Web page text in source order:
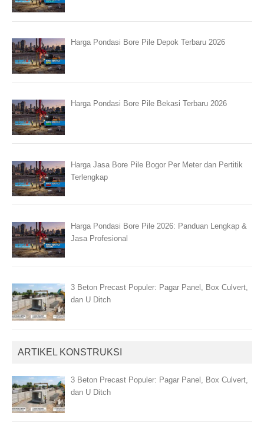
Harga Pondasi Bore Pile Depok Terbaru 2026
Harga Pondasi Bore Pile Bekasi Terbaru 2026
Harga Jasa Bore Pile Bogor Per Meter dan Pertitik
Terlengkap
Harga Pondasi Bore Pile 2026: Panduan Lengkap &
Jasa Profesional
3 Beton Precast Populer: Pagar Panel, Box Culvert,
dan U Ditch
ARTIKEL KONSTRUKSI
3 Beton Precast Populer: Pagar Panel, Box Culvert,
dan U Ditch